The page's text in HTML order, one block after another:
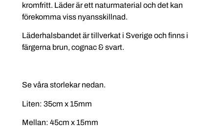
kromfritt. Läder är ett naturmaterial och det kan
förekomma viss nyansskillnad.
Läderhalsbandet är tillverkat i Sverige och finns i
färgerna brun, cognac & svart.
Se våra storlekar nedan.
Liten: 35cm x 15mm
Mellan: 45cm x 15mm